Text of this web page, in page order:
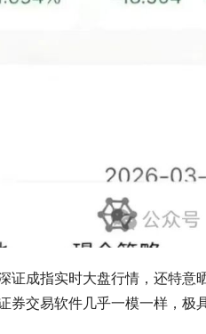
证成指实时大盘行情，还特意
交易软件几乎一模一样，极具